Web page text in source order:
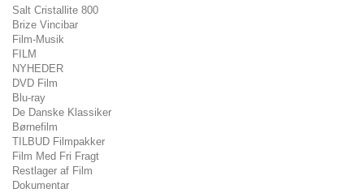
Salt Cristallite 800
Brize Vincibar
Film-Musik
FILM
NYHEDER
DVD Film
Blu-ray
De Danske Klassiker
Børnefilm
TILBUD Filmpakker
Film Med Fri Fragt
Restlager af Film
Dokumentar